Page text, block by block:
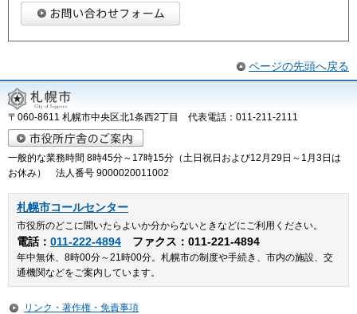
ページの先頭へ戻る
〒060-8611 札幌市中央区北1条西2丁目 代表電話：011-211-2111
一般的な業務時間 8時45分～17時15分（土日祝日および12月29日～1月3日は
お休み） 法人番号 9000020011002
札幌市コールセンター
市役所のどこに聞いたらよいか分からないときなどにご利用ください。
電話： 011-222-4894 ファクス：011-221-4894
年中無休、8時00分～21時00分。札幌市の制度や手続き、市内の施設、交
通機関などをご案内しています。
リンク・著作権・免責事項